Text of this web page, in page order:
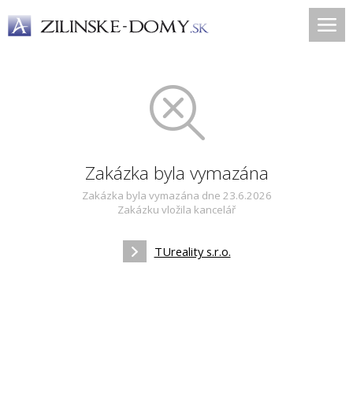
Zakázka byla vymazána
Zakázka byla vymazána dne 23.6.2026
Zakázku vložila kancelář
TUreality s.r.o.